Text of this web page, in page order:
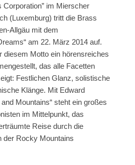
Corporation” im Mierscher
(Luxemburg) tritt die Brass
Allgäu mit dem
am 22. März 2014 auf.
diesem Motto ein hörensreiches
das alle Facetten
Festlichen Glanz, solistische
Klänge. Mit Edward
Mountains“ steht ein großes
im Mittelpunkt, das
Reise durch die
der Rocky Mountains